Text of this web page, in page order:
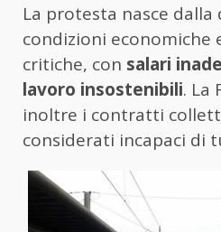
La protesta nasce dalla
condizioni economiche
critiche, con salari
lavoro insostenibili. La
inoltre i contratti
considerati incapaci di